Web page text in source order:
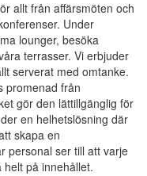
allt från affärsmöten och
Under
lounger, besöka
terrasser. Vi erbjuder
serverat med omtanke.
promenad från
gör den lättillgänglig för
en helhetslösning där
skapa en
personal ser till att varje
på innehållet.